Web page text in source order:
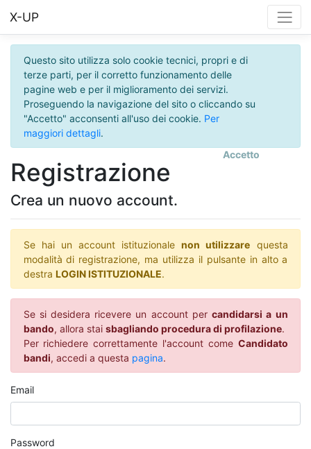
X-UP
Questo sito utilizza solo cookie tecnici, propri e di
terze parti, per il corretto funzionamento delle
pagine web e per il miglioramento dei servizi.
Proseguendo la navigazione del sito o cliccando su
"Accetto" acconsenti all'uso dei cookie. Per
maggiori dettagli.
Accetto
Registrazione
Crea un nuovo account.
Se hai un account istituzionalenon utilizzare questa
modalità di registrazione, ma utilizza il pulsante in alto a
destra LOGIN ISTITUZIONALE.
Se si desidera ricevere un account percandidarsi a un
bando, allora stai sbagliando procedura di profilazione.
Per richiedere correttamente l'account come Candidato
bandi, accedi a questa pagina.
Email
Password